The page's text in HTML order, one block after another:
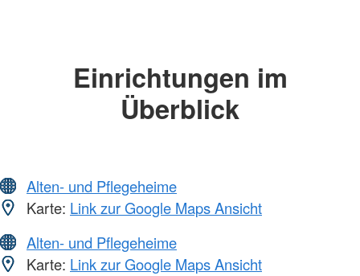
Einrichtungen im
Überblick
Alten- und Pflegeheime
Karte: Link zur Google Maps Ansicht
Alten- und Pflegeheime
Karte: Link zur Google Maps Ansicht